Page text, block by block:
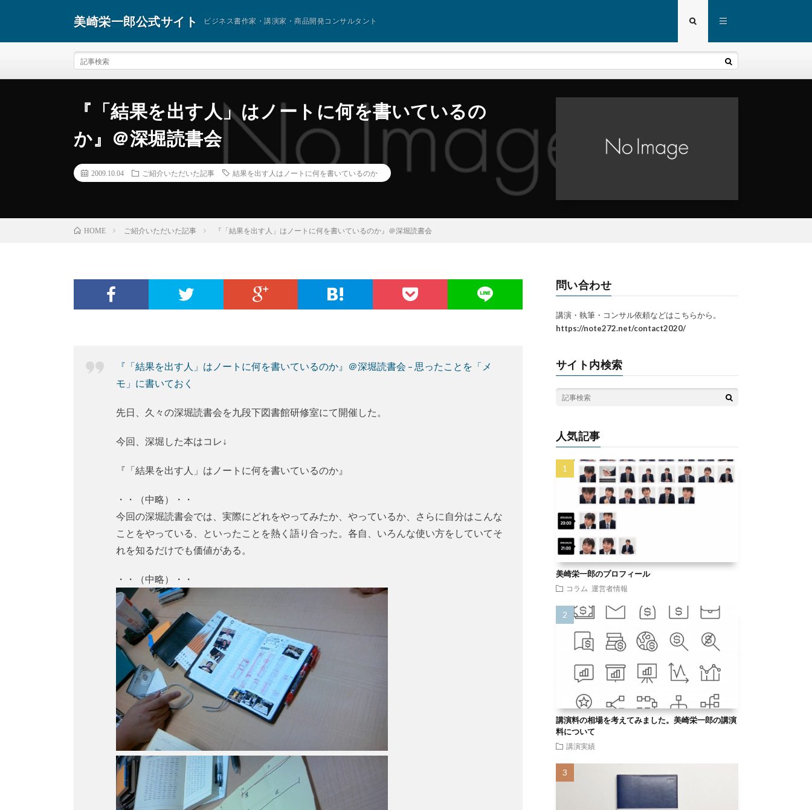
美崎栄一郎公式サイト ビジネス書作家・講演家・商品開発コンサルタント
『「結果を出す人」はノートに何を書いているの
か』＠深堀読書会
2009.10.04 ご紹介いただいた記事 結果を出す人はノートに何を書いているのか
HOME ご紹介いただいた記事 『「結果を出す人」はノートに何を書いているのか』＠深堀読書会
『「結果を出す人」はノートに何を書いているのか』＠深堀読書会 – 思ったことを「メ
モ」に書いておく
先日、久々の深堀読書会を九段下図書館研修室にて開催した。
今回、深堀した本はコレ↓
『「結果を出す人」はノートに何を書いているのか』
・・（中略）・・
今回の深堀読書会では、実際にどれをやってみたか、やっているか、さらに自分はこんな
ことをやっている、といったことを熱く語り合った。各自、いろんな使い方をしていてそ
れを知るだけでも価値がある。
・・（中略）・・
問い合わせ
講演・執筆・コンサル依頼などはこちらから。
https://note272.net/contact2020/
サイト内検索
人気記事
美崎栄一郎のプロフィール
コラム 運営者情報
講演料の相場を考えてみました。美崎栄一郎の講演
料について
講演実績